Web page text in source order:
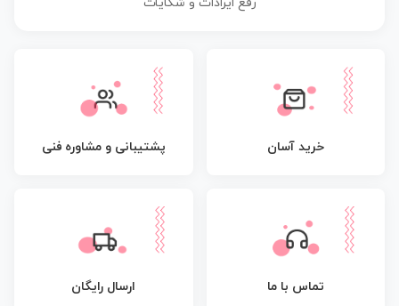
رفع ایرادات و شکایات
خرید آسان پشتیبانی و مشاوره فنی
تماس با ما ارسال رایگان